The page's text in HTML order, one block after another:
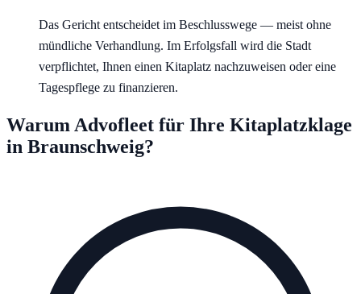
Das Gericht entscheidet im Beschlusswege — meist ohne
mündliche Verhandlung. Im Erfolgsfall wird die Stadt
verpflichtet, Ihnen einen Kitaplatz nachzuweisen oder eine
Tagespflege zu finanzieren.
Warum Advofleet für Ihre Kitaplatzklage
in Braunschweig?